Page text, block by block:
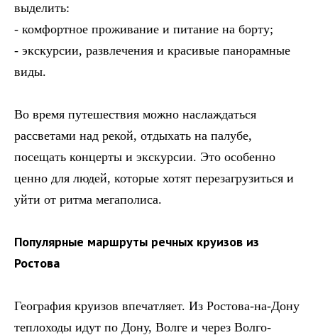
выделить:
- комфортное проживание и питание на борту;
- экскурсии, развлечения и красивые панорамные
виды.
Во время путешествия можно наслаждаться
рассветами над рекой, отдыхать на палубе,
посещать концерты и экскурсии. Это особенно
ценно для людей, которые хотят перезагрузиться и
уйти от ритма мегаполиса.
Популярные маршруты речных круизов из
Ростова
География круизов впечатляет. Из Ростова-на-Дону
теплоходы идут по Дону, Волге и через Волго-